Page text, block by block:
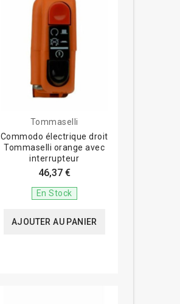
Tommaselli
Commodo électrique droit
Tommaselli orange avec
interrupteur
46,37 €
En Stock
AJOUTER AU PANIER